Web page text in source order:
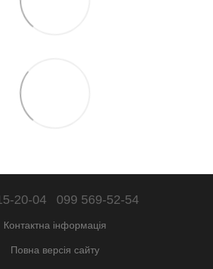
20-04 099 569-52-54
Контактна інформація
Повна версія сайту